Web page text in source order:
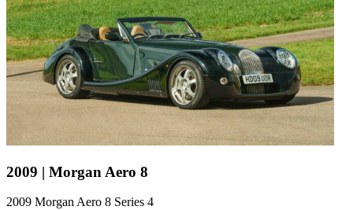
2009 | Morgan Aero 8
2009 Morgan Aero 8 Series 4